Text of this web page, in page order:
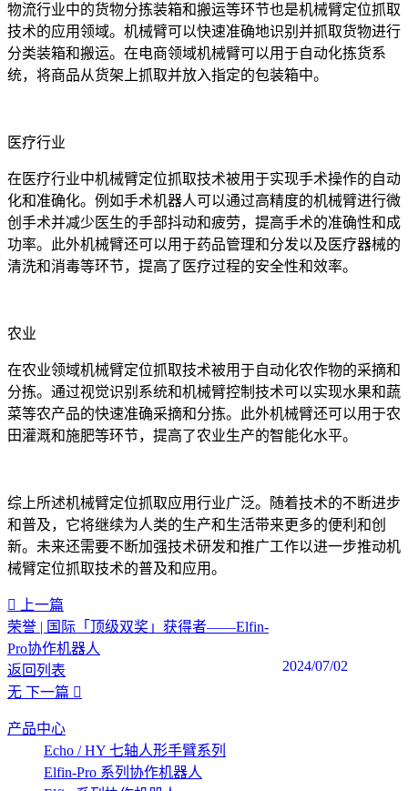
物流行业中的货物分拣装箱和搬运等环节也是机械臂定位抓取
技术的应用领域。机械臂可以快速准确地识别并抓取货物进行
分类装箱和搬运。在电商领域机械臂可以用于自动化拣货系
统，将商品从货架上抓取并放入指定的包装箱中。
医疗行业
在医疗行业中机械臂定位抓取技术被用于实现手术操作的自动
化和准确化。例如手术机器人可以通过高精度的机械臂进行微
创手术并减少医生的手部抖动和疲劳，提高手术的准确性和成
功率。此外机械臂还可以用于药品管理和分发以及医疗器械的
清洗和消毒等环节，提高了医疗过程的安全性和效率。
农业
在农业领域机械臂定位抓取技术被用于自动化农作物的采摘和
分拣。通过视觉识别系统和机械臂控制技术可以实现水果和蔬
菜等农产品的快速准确采摘和分拣。此外机械臂还可以用于农
田灌溉和施肥等环节，提高了农业生产的智能化水平。
综上所述机械臂定位抓取应用行业广泛。随着技术的不断进步
和普及，它将继续为人类的生产和生活带来更多的便利和创
新。未来还需要不断加强技术研发和推广工作以进一步推动机
械臂定位抓取技术的普及和应用。‍
上一篇
荣誉 | 国际「顶级双奖」获得者——Elfin-
Pro协作机器人
2024/07/02
返回列表
无 下一篇
产品中心
Echo / HY 七轴人形手臂系列
Elfin-Pro 系列协作机器人